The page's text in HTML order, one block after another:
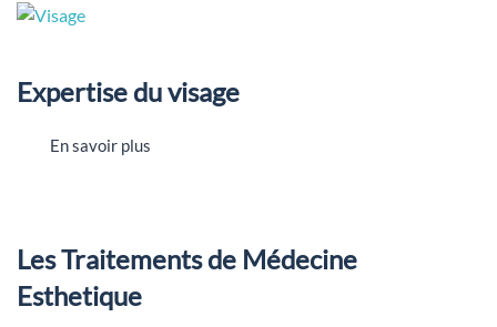
Expertise du visage
En savoir plus
Les Traitements de Médecine
Esthetique